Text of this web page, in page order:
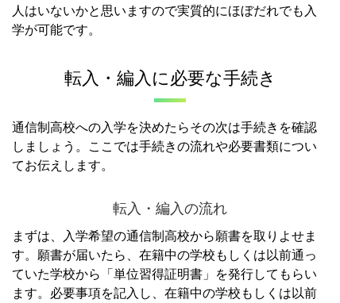
人はいないかと思いますので実質的にほぼだれでも入
学が可能です。
転入・編入に必要な手続き
通信制高校への入学を決めたらその次は手続きを確認
しましょう。
ここでは手続きの流れや必要書類につい
てお伝えします。
転入・編入の流れ
まずは、入学希望の通信制高校から願書を取りよせま
す。 願書が届いたら、在籍中の学校もしくは以前通っ
ていた学校から「単位習得証明書」を発行してもらい
ます。 必要事項を記入し、在籍中の学校もしくは以前